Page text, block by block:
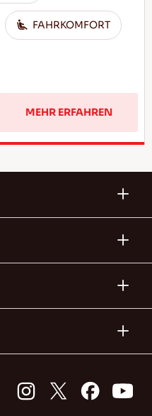
FAHRKOMFORT
MEHR ERFAHREN